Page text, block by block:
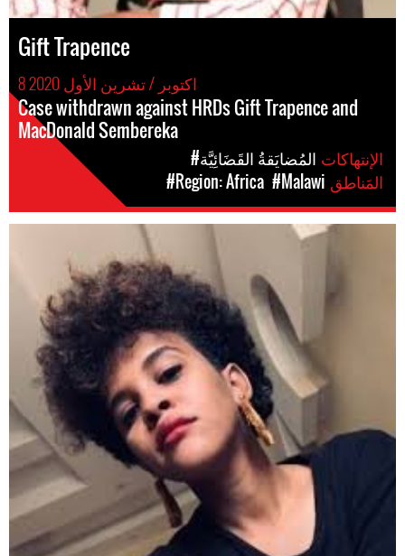
Gift Trapence
8 اكتوبر / تشرين الأول 2020
Case withdrawn against HRDs Gift Trapence and
MacDonald Sembereka
#المُضايَقةُ القَضَائِيَّة
#Region: Africa #Malawi